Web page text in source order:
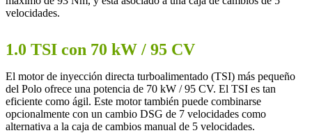
velocidades.
1.0 TSI con 70 kW / 95 CV
El motor de inyección directa turboalimentado (TSI) más pequeño
del Polo ofrece una potencia de 70 kW / 95 CV. El TSI es tan
eficiente como ágil. Este motor también puede combinarse
opcionalmente con un cambio DSG de 7 velocidades como
alternativa a la caja de cambios manual de 5 velocidades.